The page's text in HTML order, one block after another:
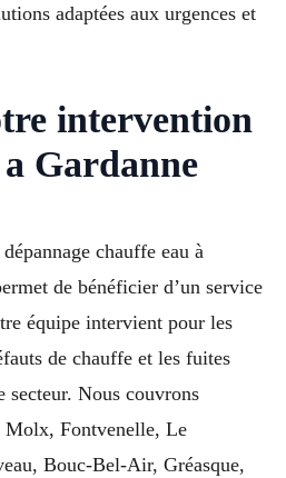
adaptées aux urgences et
intervention
Gardanne
chauffe eau à
de bénéficier d’un service
équipe intervient pour les
de chauffe et les fuites
secteur. Nous couvrons
Fontvenelle, Le
Bouc-Bel-Air, Gréasque,